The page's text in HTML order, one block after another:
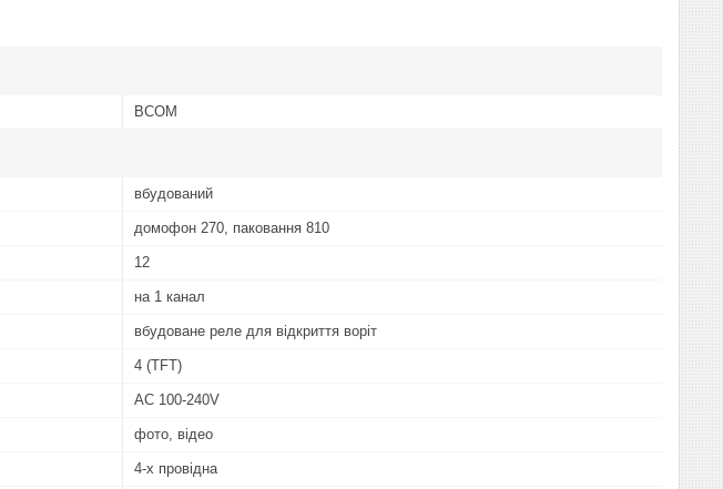
BCOM
вбудований
домофон 270, паковання 810
12
на 1 канал
вбудоване реле для відкриття воріт
4 (TFT)
AC 100-240V
фото, відео
4-х провідна